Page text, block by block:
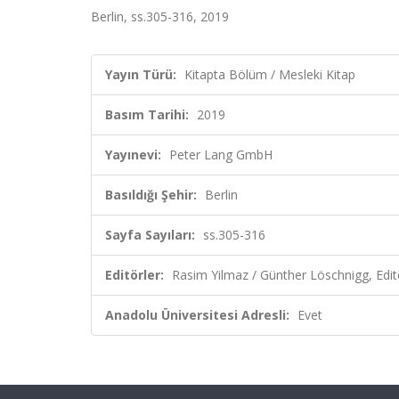
Berlin, ss.305-316, 2019
Yayın Türü: Kitapta Bölüm / Mesleki Kitap
Basım Tarihi: 2019
Yayınevi: Peter Lang GmbH
Basıldığı Şehir: Berlin
Sayfa Sayıları: ss.305-316
Editörler: Rasim Yilmaz / Günther Löschnigg,
Anadolu Üniversitesi Adresli: Evet